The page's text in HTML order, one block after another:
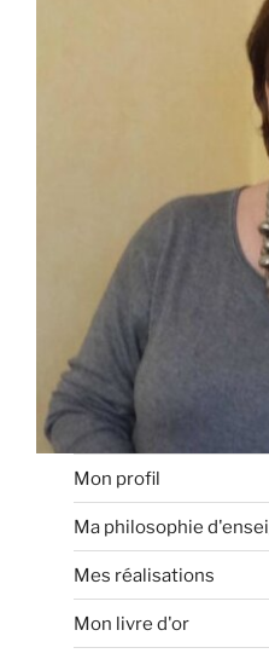
Mon profil
Ma philosophie
Mes réalisations
Mon livre d'or